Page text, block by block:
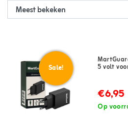
Sale! 5 volt
€6,95
Op